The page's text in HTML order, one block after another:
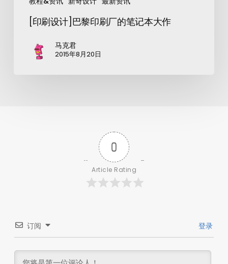
[印刷设计]巴黎印刷厂的笔记本大作
马克君
2015年8月20日
0
Article Rating
订阅 登录